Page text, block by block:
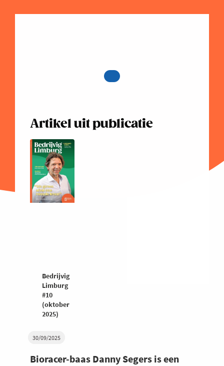
30/09/2025
Bioracer-baas Danny Segers is een
Artikel uit publicatie
Bedrijvig
Limburg
#10
(oktober
2025)